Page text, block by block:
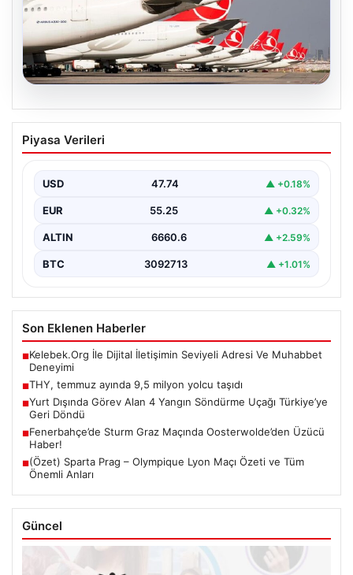
07.08.2026
THY, temmuz ayında 9,5 milyon yolcu
taşıdı
Piyasa Verileri
USD 47.74 ▲ +0.18%
EUR 55.25 ▲ +0.32%
ALTIN 6660.6 ▲ +2.59%
BTC 3092713 ▲ +1.01%
Son Eklenen Haberler
■Kelebek.Org İle Dijital İletişimin Seviyeli Adresi Ve Muhabbet
Deneyimi
■THY, temmuz ayında 9,5 milyon yolcu taşıdı
■Yurt Dışında Görev Alan 4 Yangın Söndürme Uçağı Türkiye’ye
Geri Döndü
■Fenerbahçe’de Sturm Graz Maçında Oosterwolde’den Üzücü
Haber!
■(Özet) Sparta Prag – Olympique Lyon Maçı Özeti ve Tüm
Önemli Anları
Güncel